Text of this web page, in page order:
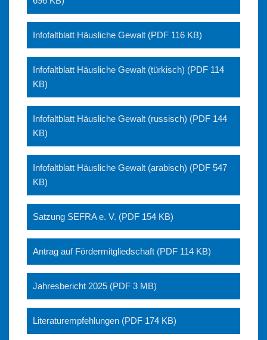
Infofaltblatt Häusliche Gewalt (PDF 116 KB)
Infofaltblatt Häusliche Gewalt (türkisch) (PDF 114
KB)
Infofaltblatt Häusliche Gewalt (russisch) (PDF 144
KB)
Infofaltblatt Häusliche Gewalt (arabisch) (PDF 547
KB)
Satzung SEFRA e. V. (PDF 154 KB)
Antrag auf Fördermitgliedschaft (PDF 114 KB)
Jahresbericht 2025 (PDF 3 MB)
Literaturempfehlungen (PDF 174 KB)